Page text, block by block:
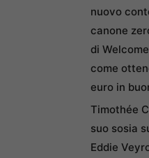
nuovo
canone
di
come
euro in
Timothée
suo sosia
Eddie